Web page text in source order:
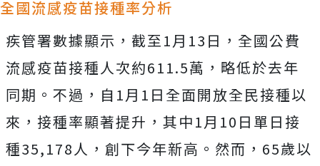
全國流感疫苗接種率分析
疾管署數據顯示，截至1月13日，全國公費
流感疫苗接種人次約611.5萬，略低於去年
同期。不過，自1月1日全面開放全民接種以
來，接種率顯著提升，其中1月10日單日接
種35,178人，創下今年新高。然而，65歲以